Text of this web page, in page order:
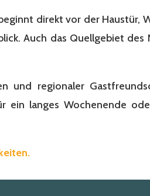
direkt vor der Haustür,
Auch das Quellgebiet des
und regionaler
ein langes Wochenende